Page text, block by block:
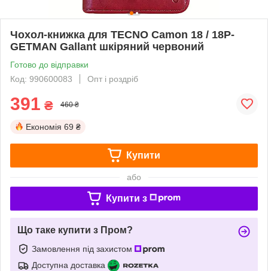
Чохол-книжка для TECNO Camon 18 / 18P-
GETMAN Gallant шкіряний червоний
Готово до відправки
Код: 990600083
Опт і роздріб
391 ₴ 460 ₴
Економія 69 ₴
Купити
або
Купити з
Що таке купити з Пром?
Замовлення під захистом
Доступна доставка